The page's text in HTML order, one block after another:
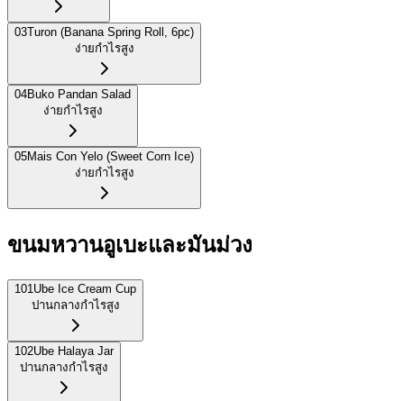
03Turon (Banana Spring Roll, 6pc)
ง่ายกำไรสูง
04Buko Pandan Salad
ง่ายกำไรสูง
05Mais Con Yelo (Sweet Corn Ice)
ง่ายกำไรสูง
ขนมหวานอูเบะและมันม่วง
101Ube Ice Cream Cup
ปานกลางกำไรสูง
102Ube Halaya Jar
ปานกลางกำไรสูง